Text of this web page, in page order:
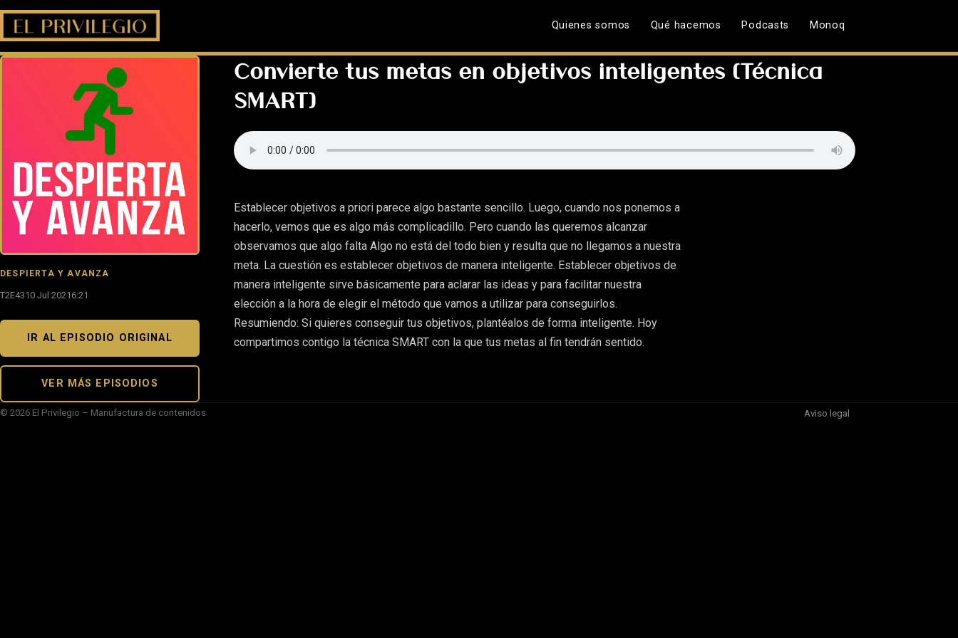
Quienes somos Qué hacemos Podcasts Monoq
DESPIERTA Y AVANZA
T2E4310 Jul 2021 6:21
IR AL EPISODIO ORIGINAL
VER MÁS EPISODIOS
Convierte tus metas en objetivos inteligentes (Técnica
SMART)
Establecer objetivos a priori parece algo bastante sencillo. Luego, cuando nos ponemos a
hacerlo, vemos que es algo más complicadillo. Pero cuando las queremos alcanzar
observamos que algo falta Algo no está del todo bien y resulta que no llegamos a nuestra
meta. La cuestión es establecer objetivos de manera inteligente. Establecer objetivos de
manera inteligente sirve básicamente para aclarar las ideas y para facilitar nuestra
elección a la hora de elegir el método que vamos a utilizar para conseguirlos.
Resumiendo: Si quieres conseguir tus objetivos, plantéalos de forma inteligente. Hoy
compartimos contigo la técnica SMART con la que tus metas al fin tendrán sentido.
© 2026 El Privilegio – Manufactura de contenidos Aviso legal